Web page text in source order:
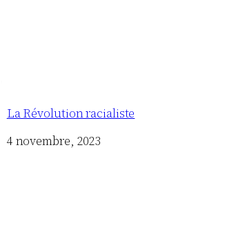
La Révolution racialiste
Date
4 novembre, 2023